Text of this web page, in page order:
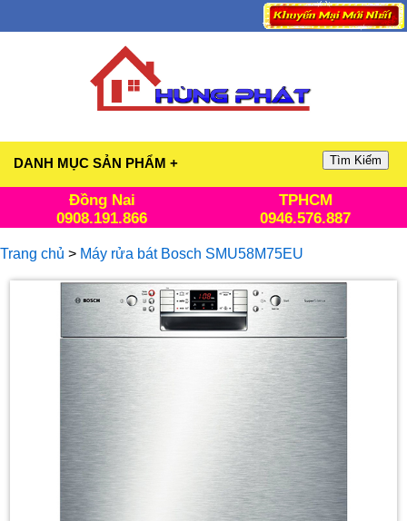
DANH MỤC SẢN PHẨM + Tìm Kiếm
Đồng Nai
0908.191.866
TPHCM
0946.576.887
Trang chủ > Máy rửa bát Bosch SMU58M75EU